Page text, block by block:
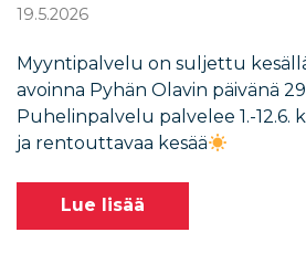
19.5.2026
Myyntipalvelu on suljettu
avoinna Pyhän Olavin päivänä
Puhelinpalvelu palvelee 1.-12.6.
ja rentouttavaa kesää
Lue lisää